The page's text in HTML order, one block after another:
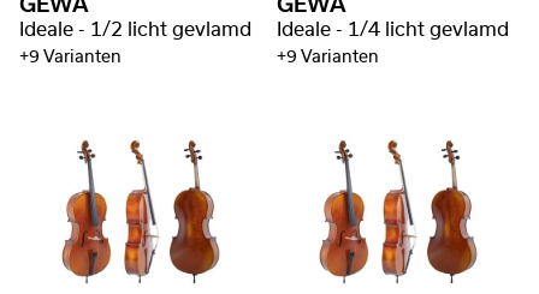
GEWA
Ideale - 1/2 licht gevlamd
+9 Varianten
GEWA
Ideale - 1/4 licht gevlamd
+9 Varianten